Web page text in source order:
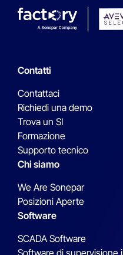
Contatti
Contattaci
Richiedi una demo
Trova un SI
Formazione
Supporto tecnico
Chi siamo
We Are Sonepar
Posizioni Aperte
Software
SCADA Software
Software di supervisione